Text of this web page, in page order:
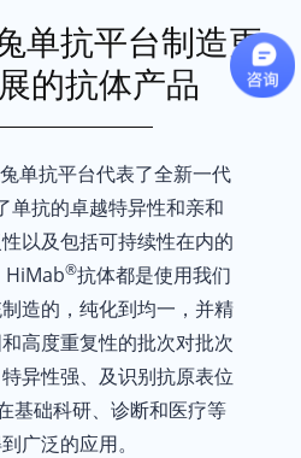
新罕布什尔州的白山，后来扩展使命至
变为气候倡导者。专注于推动立法变革
单抗平台制造更
的抗体产品
单抗平台代表了全新一代
单抗的卓越特异性和亲和
以及包括可持续性在内的
HiMab®抗体都是使用我们
造的，纯化到均一，并精
高度重复性的批次对批次
异性强、及识别抗原表位
基础科研、诊断和医疗等
广泛的应用。